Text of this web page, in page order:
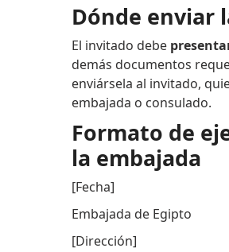
Dónde enviar
El invitado debe
demás documentos
enviársela al invitado,
embajada o consulado.
Formato de
la embajada
[Fecha]
Embajada de Egipto
[Dirección]